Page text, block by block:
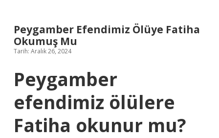
Peygamber Efendimiz Ölüye Fatiha
Okumuş Mu
Tarih: Aralık 26, 2024
Peygamber
efendimiz ölülere
Fatiha okunur mu?